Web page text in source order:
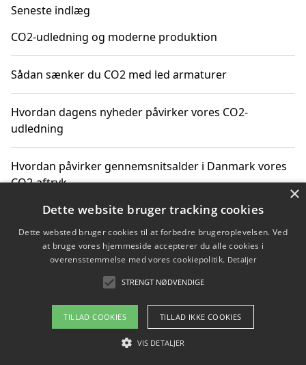
Seneste indlæg
CO2-udledning og moderne produktion
Sådan sænker du CO2 med led armaturer
Hvordan dagens nyheder påvirker vores CO2-
udledning
Hvordan påvirker gennemsnitsalder i Danmark vores
CO2-aftryk
Hvordan nyheder om CO2-udledning påvirker vores
hverdag
Om / kontakt
Blog Betingelser
×
Dette website bruger tracking cookies
Dette websted bruger cookies til at forbedre brugeroplevelsen. Ved
at bruge vores hjemmeside accepterer du alle cookies i
overensstemmelse med vores cookiepolitik. Detaljer
STRENGT NØDVENDIGE
TILLAD COOKIES TILLAD IKKE COOKIES
VIS DETALJER